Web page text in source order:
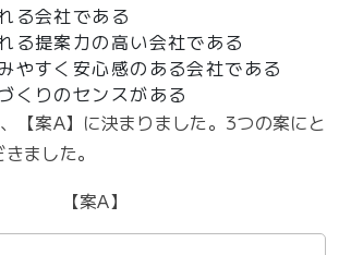
る会社である
る提案力の高い会社である
やすく安心感のある会社である
くりのセンスがある
【案A】に決まりました。3つの案にと
ました。
【案A】